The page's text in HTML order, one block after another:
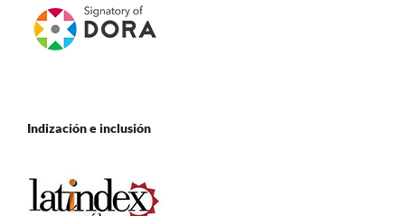
Indización e inclusión